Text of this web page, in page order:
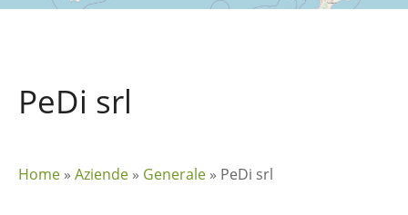
PeDi srl
Home » Aziende » Generale » PeDi srl